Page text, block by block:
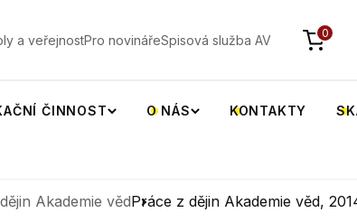
a veřejnostPro novinářeSpisová služba AV 0
ČINNOST O NÁS KONTAKTY
Akademie vědPráce z dějin Akademie věd,